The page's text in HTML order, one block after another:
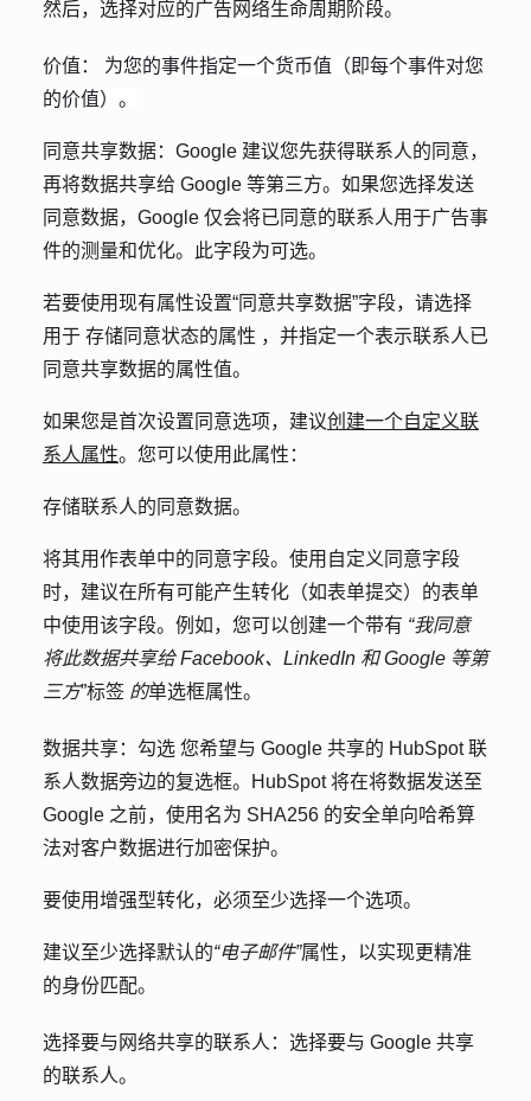
然后，选择对应的广告网络生命周期阶段。
价值：
为您的事件指定一个货币值（即每个事件对您
的价值）。
同意共享数据：Google 建议您先获得联系人的同意，
再将数据共享给 Google 等第三方。如果您选择发送
同意数据，Google 仅会将已同意的联系人用于广告事
件的测量和优化。此字段为可选。
若要使用现有属性设置“同意共享数据”字段，请选择
用于 存储同意状态的属性 ，并指定一个表示联系人已
同意共享数据的属性值。
如果您是首次设置同意选项，建议创建一个自定义联
系人属性。您可以使用此属性：
存储联系人的同意数据。
将其用作表单中的同意字段。使用自定义同意字段
时，建议在所有可能产生转化（如表单提交）的表单
中使用该字段。例如，您可以创建一个带有 “我同意
将此数据共享给 Facebook、LinkedIn 和 Google 等第
三方”标签 的单选框属性。
数据共享：勾选 您希望与 Google 共享的 HubSpot 联
系人数据旁边的复选框。HubSpot 将在将数据发送至
Google 之前，使用名为 SHA256 的安全单向哈希算
法对客户数据进行加密保护。
要使用增强型转化，必须至少选择一个选项。
建议至少选择默认的“电子邮件”属性，以实现更精准
的身份匹配。
选择要与网络共享的联系人： 选择要与 Google 共享
的联系人。